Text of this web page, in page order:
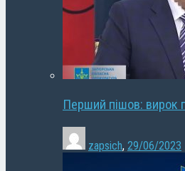
Перший пішов: вирок
zapsich, 29/06/2023